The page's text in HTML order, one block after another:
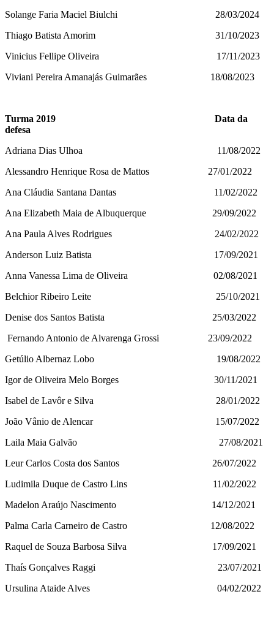
Solange Faria Maciel Biulchi 28/03/2024
Thiago Batista Amorim 31/10/2023
Vinicius Fellipe Oliveira 17/11/2023
Viviani Pereira Amanajás Guimarães 18/08/2023
Turma 2019 Data da
defesa
Adriana Dias Ulhoa 11/08/2022
Alessandro Henrique Rosa de Mattos 27/01/2022
Ana Cláudia Santana Dantas 11/02/2022
Ana Elizabeth Maia de Albuquerque 29/09/2022
Ana Paula Alves Rodrigues 24/02/2022
Anderson Luiz Batista 17/09/2021
Anna Vanessa Lima de Oliveira 02/08/2021
Belchior Ribeiro Leite 25/10/2021
Denise dos Santos Batista 25/03/2022
Fernando Antonio de Alvarenga Grossi 23/09/2022
Getúlio Albernaz Lobo 19/08/2022
Igor de Oliveira Melo Borges 30/11/2021
Isabel de Lavôr e Silva 28/01/2022
João Vânio de Alencar 15/07/2022
Laila Maia Galvão 27/08/2021
Leur Carlos Costa dos Santos 26/07/2022
Ludimila Duque de Castro Lins 11/02/2022
Madelon Araújo Nascimento 14/12/2021
Palma Carla Carneiro de Castro 12/08/2022
Raquel de Souza Barbosa Silva 17/09/2021
Thaís Gonçalves Raggi 23/07/2021
Ursulina Ataide Alves 04/02/2022